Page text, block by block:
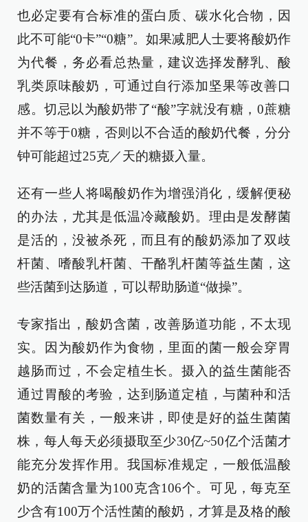
也必定要有合标准的蛋白质、碳水化合物，因
此不可能“0卡”“0糖”。如果减肥人士要将酸奶作
为代餐，务必看总热量，建议选择发酵乳、酸
乳类原味酸奶，可通过自行添加坚果等改善口
感。切忌以为酸奶带了“酸”字就没有糖，0蔗糖
并不等于0糖，否则以不合适的酸奶代餐，分分
钟可能超过25克／天的糖摄入量。
还有一些人将喝酸奶作为增强消化，缓解便秘
的办法，尤其是低温冷藏酸奶。理由是发酵菌
是活的，没被杀死，而且有的酸奶添加了双歧
杆菌、嗜酸乳杆菌、干酪乳杆菌等益生菌，这
些活菌到达肠道，可以帮助肠道“做操”。
专家指出，酸奶含菌，改善肠道功能，不太现
实。因为酸奶作为食物，里面的菌一般会穿胃
越肠而过，不会定植生长。摄入的益生菌能否
通过胃酸的考验，达到肠道定植，与菌种和活
菌数量有关，一般来讲，即使是好的益生菌菌
株，每人每天必须摄取至少30亿~50亿个活菌才
能充分发挥作用。我国标准规定，一般低温酸
奶的活菌含量为100克含106个。可见，每克至
少含有100万个活性菌的酸奶，才算是及格的酸